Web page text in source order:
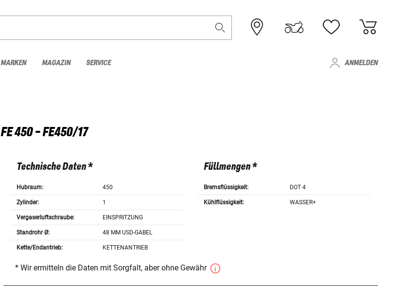
MARKEN MAGAZIN SERVICE ANMELDEN
FE 450 - FE450/17
Technische Daten *
Hubraum: 450
Zylinder: 1
Vergaserluftschraube: EINSPRITZUNG
Standrohr Ø: 48 MM USD-GABEL
Kette/Endantrieb: KETTENANTRIEB
Füllmengen *
Bremsflüssigkeit: DOT 4
Kühlflüssigkeit: WASSER+
* Wir ermitteln die Daten mit Sorgfalt, aber ohne Gewähr